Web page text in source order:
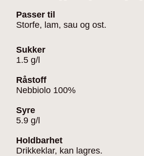
Passer til
Storfe, lam, sau og ost.
Sukker
1.5 g/l
Råstoff
Nebbiolo 100%
Syre
5.9 g/l
Holdbarhet
Drikkeklar, kan lagres.